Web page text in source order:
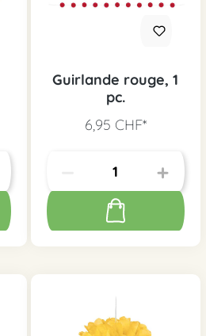
Guirlande rouge, 1
pc.
6,95 CHF*